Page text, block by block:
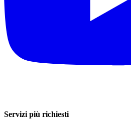
Servizi più richiesti